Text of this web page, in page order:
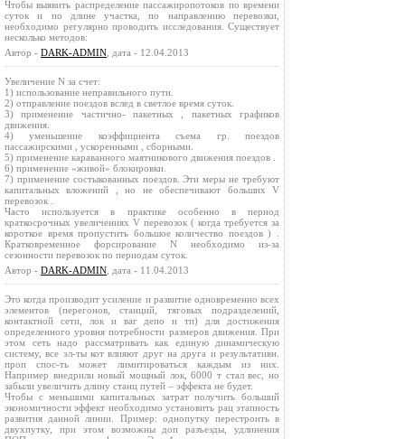
Чтобы выявить распределение пассажиропотоков по времени
суток и по длине участка, по направлению перевозки,
необходимо регулярно проводить исследования. Существует
несколько методов:
Автор - DARK-ADMIN , дата - 12.04.2013
Увеличение N за счет:
1) использование неправильного пути.
2) отправление поездов вслед в светлое время суток.
3) применение частично- пакетных , пакетных графиков
движения.
4) уменьшение коэффициента съема гр. поездов
пассажирскими , ускоренными , сборными.
5) применение караванного маятникового движения поездов .
6) применение «живой» блокировки.
7) применение состыкованных поездов. Эти меры не требуют
капитальных вложений , но не обеспечивают больших V
перевозок .
Часто используется в практике особенно в период
краткосрочных увеличениях V перевозок ( когда требуется за
короткое время пропустить большое количество поездов ) .
Кратковременное форсирование N необходимо из-за
сезонности перевозок по периодам суток.
Автор - DARK-ADMIN , дата - 11.04.2013
Это когда производит усиление и развитие одновременно всех
элементов (перегонов, станций, тяговых подразделений,
контактной сети, лок и ваг депо и тп) для достижения
определенного уровня потребности размеров движения. При
этом сеть надо рассматривать как единую динамическую
систему, все эл-ты кот влияют друг на друга и результативн.
проп спос-ть может лимитироваться каждым из них.
Например внедрили новый мощный лок, 6000 т стал вес, но
забыли увеличить длину станц путей – эффекта не будет.
Чтобы с меньшими капитальных затрат получить больший
экономичности эффект необходимо установить рац этапность
развития данной линии. Пример: однопутку перестроить в
двухпутку, при этом возможны доп разъезды, удлинения